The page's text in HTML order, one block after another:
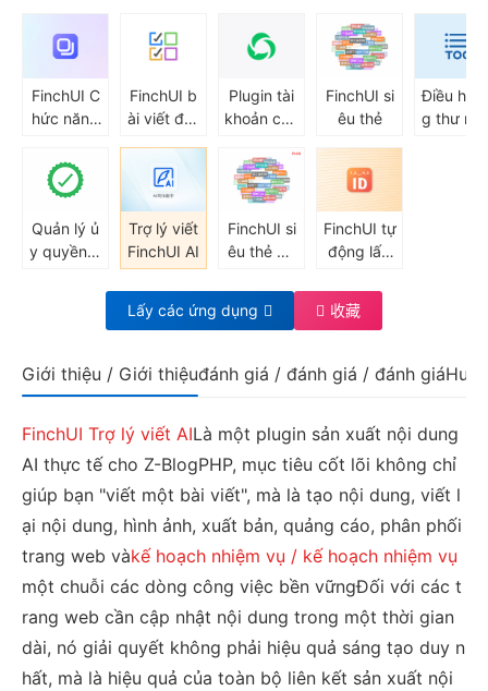
FinchUI C
hức năng
bài viết m
ột nhấp c
FinchUI b
ài viết đa l
hân loại
Plugin tài
khoản côn
a FinchUI
WeChat (c
hức năng
ẩn nội dun
g có thể n
au khi chú
ý, đồng b
viết vào h
n công cộ
ng, tự độn
g trả lời)
FinchUI si
êu thẻ
Điều
g thư
Quản lý ủ
y quyền ứ
Trợ lý viết
FinchUI AI
FinchUI si
êu thẻ PL
FinchUI tự
động lấp
ng
Lấy các ứng dụng 收藏
Giới thiệu / Giới thiệuđánh giá / đánh giá / đánh giá
FinchUI Trợ lý viết AILà một plugin sản xuất nội dung
AI thực tế cho Z-BlogPHP, mục tiêu cốt lõi không chỉ
giúp bạn "viết một bài viết", mà là tạo nội dung, viết l
ại nội dung, hình ảnh, xuất bản, quảng cáo, phân phối
trang web vàkế hoạch nhiệm vụ / kế hoạch nhiệm vụ
một chuỗi các dòng công việc bền vữngĐối với các t
rang web cần cập nhật nội dung trong một thời gian
dài, nó giải quyết không phải hiệu quả sáng tạo duy n
hất, mà là hiệu quả của toàn bộ liên kết sản xuất nội